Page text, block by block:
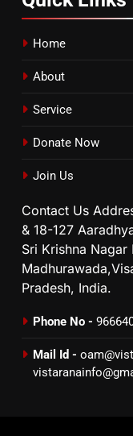
Home
About
Service
Donate Now
Join Us
Contact Us
& 18-127
Sri Krishna Nagar
Pradesh, India.
Phone No -
Mail Id -